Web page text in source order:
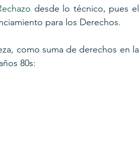
desde lo técnico, pues el
para los Derechos.
como suma de derechos en la
80s: